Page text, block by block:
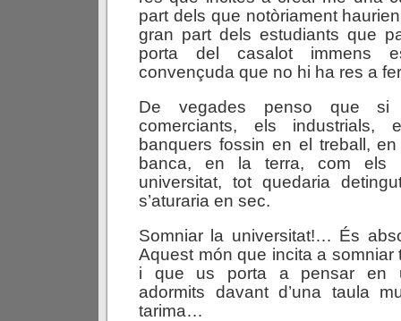
part dels que notòriament
gran part dels estudiants que
porta del casalot immens
convençuda que no hi ha res a
De vegades penso que
comerciants, els industrials,
banquers fossin en el treball,
banca, en la terra, com els
universitat, tot quedaria
s’aturaria en sec.
Somniar la universitat!… És
Aquest món que incita a
i que us porta a pensar en
adormits davant d’una taula
tarima…